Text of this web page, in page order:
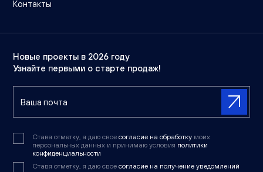
Контакты
Новые проекты в 2026 году
Узнайте первыми о старте продаж!
Ставя отметку, я даю свое согласие на обработку моих
персональных данных и принимаю условия политики
конфиденциальности
Ставя отметку, я даю свое согласие на получение уведомлений